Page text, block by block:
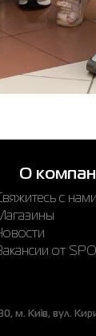
О
с нами
от
м. Київ, вул.